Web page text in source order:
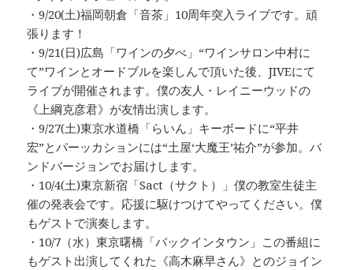
・9/20(土)福岡朝倉「音茶」10周年突入ライブです。頑
張ります！
・9/21(日)広島「ワインの夕べ」“ワインサロン中村に
て”ワインとオードブルを楽しんで頂いた後、JIVEにて
ライブが開催されます。僕の友人・レイニーウッドの
《上綱克彦君》が友情出演します。
・9/27(土)東京水道橋「らいん」キーボードに“平井
宏”とパーッカションには“土屋‘大魔王’祐介”が参加。バ
ンドバージョンでお届けします。
・10/4(土)東京新宿「Sact（サクト）」僕の教室生徒主
催の発表会です。応援に駆けつけてやってください。僕
もゲストで演奏します。
・10/7（水）東京曙橋「バックインタウン」この番組に
もゲスト出演してくれた《高木麻早さん》とのジョイン